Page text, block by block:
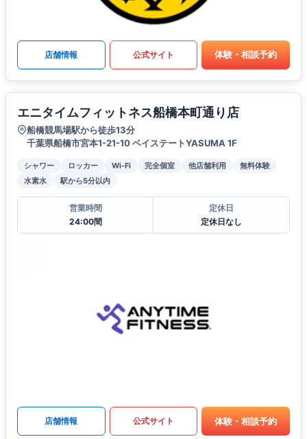
店舗情報 公式サイト 体験・相談予約
エニタイムフィットネス船橋本町通り店
船橋競馬場駅から徒歩13分
千葉県船橋市宮本1-21-10 ベイステートYASUMA 1F
シャワー ロッカー Wi-Fi 完全個室 他店舗利用
無料体験
水素水
駅から5分以内
営業時間
24:00間
定休日
定休日なし
店舗情報 公式サイト 体験・相談予約